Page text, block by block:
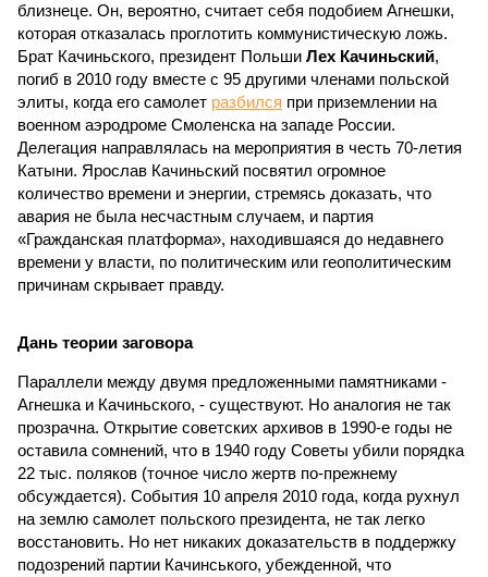
близнеце. Он, вероятно, считает себя подобием Агнешки,
которая отказалась проглотить коммунистическую ложь.
Брат Качиньского, президент Польши Лех Качиньский,
погиб в 2010 году вместе с 95 другими членами польской
элиты, когда его самолет разбился при приземлении на
военном аэродроме Смоленска на западе России.
Делегация направлялась на мероприятия в честь 70-летия
Катыни. Ярослав Качиньский посвятил огромное
количество времени и энергии, стремясь доказать, что
авария не была несчастным случаем, и партия
«Гражданская платформа», находившаяся до недавнего
времени у власти, по политическим или геополитическим
причинам скрывает правду.
Дань теории заговора
Параллели между двумя предложенными памятниками -
Агнешка и Качиньского, - существуют. Но аналогия не так
прозрачна. Открытие советских архивов в 1990-е годы не
оставила сомнений, что в 1940 году Советы убили порядка
22 тыс. поляков (точное число жертв по-прежнему
обсуждается). События 10 апреля 2010 года, когда рухнул
на землю самолет польского президента, не так легко
восстановить. Но нет никаких доказательств в поддержку
подозрений партии Качинського, убежденной, что